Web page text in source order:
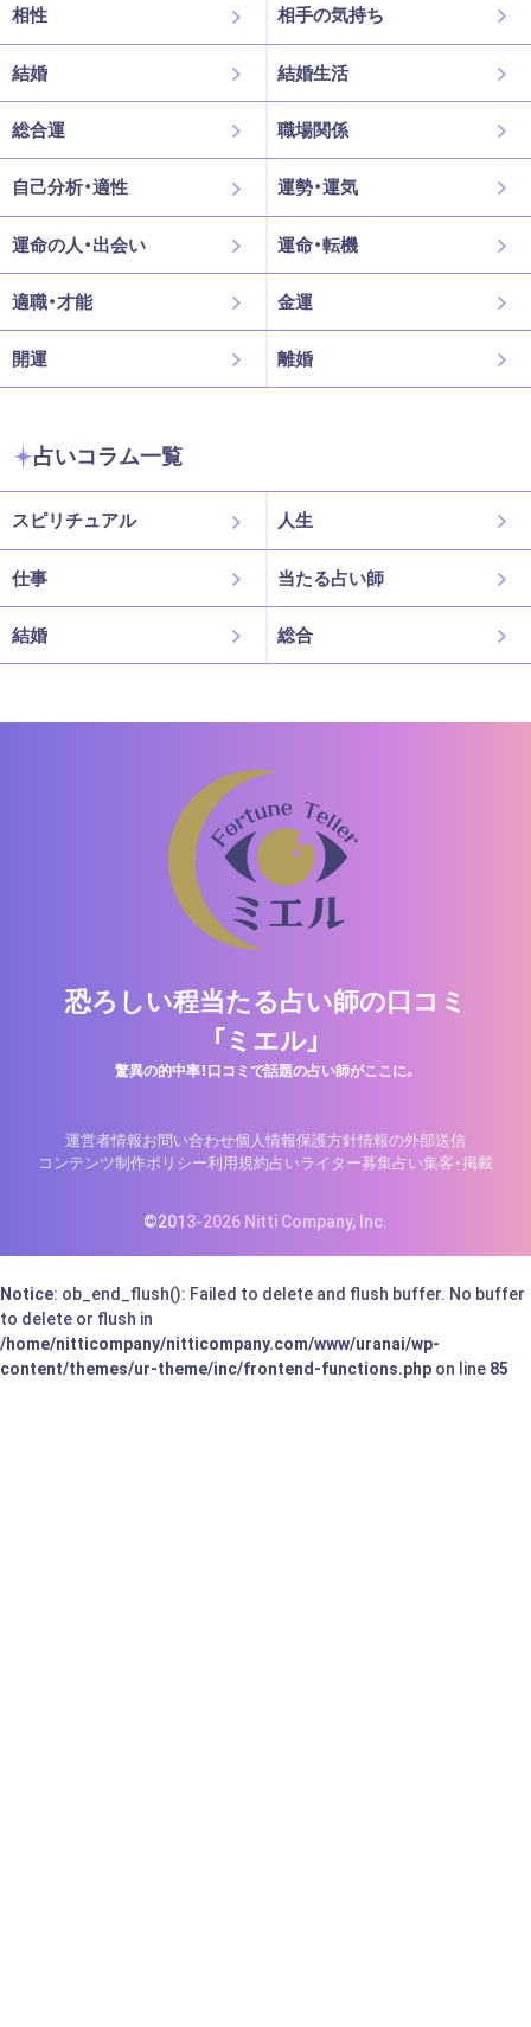
相性 相手の気持ち
結婚 結婚生活
総合運 職場関係
自己分析・適性 運勢・運気
運命の人・出会い 運命・転機
適職・才能 金運
開運 離婚
占いコラム一覧
スピリチュアル 人生
仕事 当たる占い師
結婚 総合
恐ろしい程当たる占い師の口コミ
「ミエル」
驚異の的中率！口コミで話題の占い師がここに。
運営者情報お問い合わせ個人情報保護方針情報の外部送信
コンテンツ制作ポリシー利用規約占いライター募集占い集客・掲載
©2013-2026 Nitti Company, Inc.
Notice: ob_end_flush(): Failed to delete and flush buffer. No buffer
to delete or flush in
/home/nitticompany/nitticompany.com/www/uranai/wp-
content/themes/ur-theme/inc/frontend-functions.php on line 85